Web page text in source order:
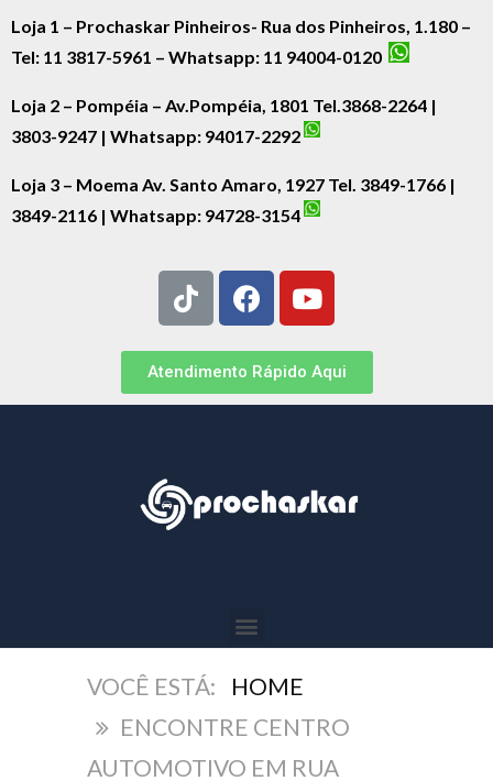
Loja 1 – Prochaskar Pinheiros- Rua dos Pinheiros, 1.180 –
Tel: 11 3817-5961 – Whatsapp: 11 94004-0120
Loja 2 – Pompéia – Av.Pompéia, 1801 Tel.3868-2264 |
3803-9247 | Whatsapp: 94017-2292
Loja 3 – Moema Av. Santo Amaro, 1927 Tel. 3849-1766 |
3849-2116 | Whatsapp: 94728-3154
Atendimento Rápido Aqui
HOME
ENCONTRE CENTRO
AUTOMOTIVO EM RUA